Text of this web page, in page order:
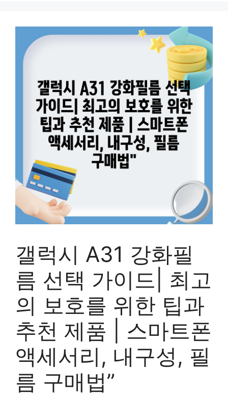
갤럭시 A31 강화필
름 선택 가이드| 최고
의 보호를 위한 팁과
추천 제품 | 스마트폰
액세서리, 내구성, 필
름 구매법”